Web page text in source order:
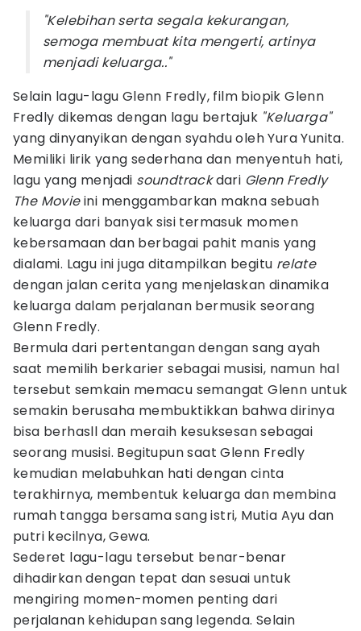
"Kelebihan serta segala kekurangan,
semoga membuat kita mengerti, artinya
menjadi keluarga.."
Selain lagu-lagu Glenn Fredly, film biopik Glenn
Fredly dikemas dengan lagu bertajuk "Keluarga"
yang dinyanyikan dengan syahdu oleh Yura Yunita.
Memiliki lirik yang sederhana dan menyentuh hati,
lagu yang menjadi soundtrackdari Glenn Fredly
The Movieini menggambarkan makna sebuah
keluarga dari banyak sisi termasuk momen
kebersamaan dan berbagai pahit manis yang
dialami. Lagu ini juga ditampilkan begitu relate
dengan jalan cerita yang menjelaskan dinamika
keluarga dalam perjalanan bermusik seorang
Glenn Fredly.
Bermula dari pertentangan dengan sang ayah
saat memilih berkarier sebagai musisi, namun hal
tersebut semkain memacu semangat Glenn untuk
semakin berusaha membuktikkan bahwa dirinya
bisa berhasll dan meraih kesuksesan sebagai
seorang musisi. Begitupun saat Glenn Fredly
kemudian melabuhkan hati dengan cinta
terakhirnya, membentuk keluarga dan membina
rumah tangga bersama sang istri, Mutia Ayu dan
putri kecilnya, Gewa.
Sederet lagu-lagu tersebut benar-benar
dihadirkan dengan tepat dan sesuai untuk
mengiring momen-momen penting dari
perjalanan kehidupan sang legenda. Selain